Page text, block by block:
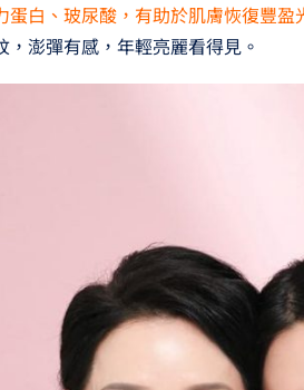
蛋白、玻尿酸，有助於肌膚恢復豐盈
，澎彈有感，年輕亮麗看得見。